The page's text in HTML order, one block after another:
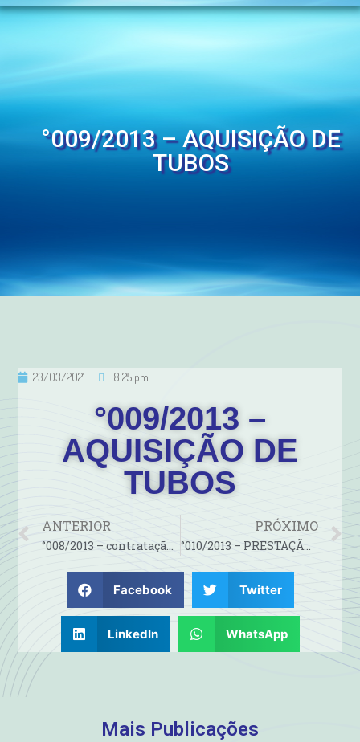
°009/2013 – AQUISIÇÃO DE
TUBOS
23/03/2021 8:25 pm
°009/2013 –
AQUISIÇÃO DE
TUBOS
ANTERIOR
°008/2013 – contratação de serviços de publicidade em jornal…
PRÓXIMO
°010/2013 – PRESTAÇÃO DE SERVIÇOS DE LOCAÇÃO DE SOFTWARE
Facebook Twitter
LinkedIn WhatsApp
Mais Publicações